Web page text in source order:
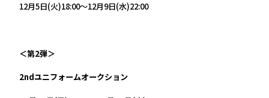
12月5日(火)18:00～12月9日(水)22:00
＜第2弾＞
2ndユニフォームオークション